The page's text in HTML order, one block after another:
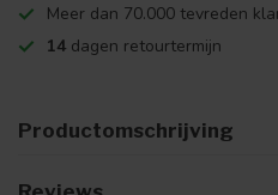
Meer dan 70.000 tevreden
14 dagen retourtermijn
Productomschrijving